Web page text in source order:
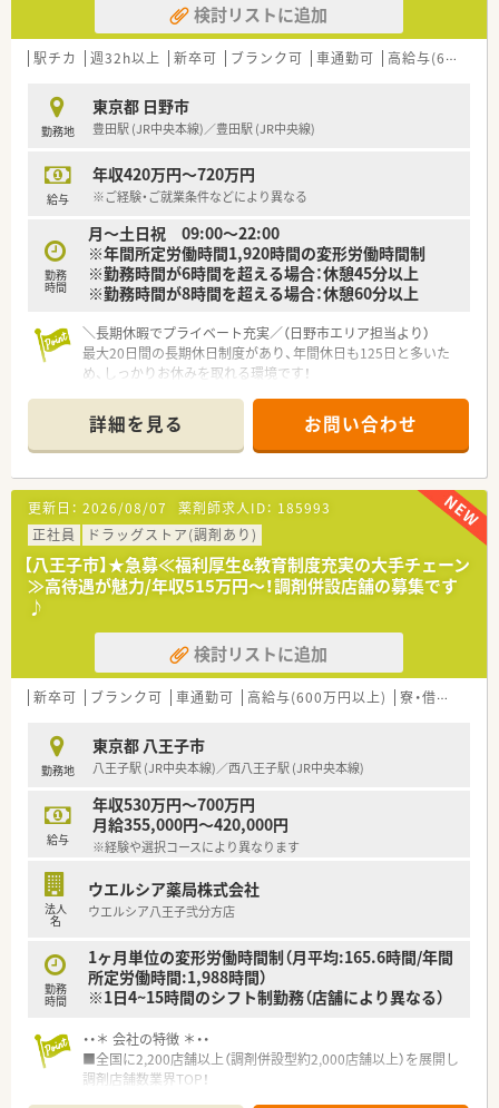
検討リストに追加
駅チカ 週32h以上 新卒可 ブランク可 車通勤可 高給与(600万円以上)
勤務地
東京都 日野市
豊田駅 (JR中央本線)／豊田駅 (JR中央線)
給与
年収420万円～720万円
※ご経験・ご就業条件などにより異なる
勤務
時間
月～土日祝 09:00～22:00
※年間所定労働時間1,920時間の変形労働時間制
※勤務時間が6時間を超える場合：休憩45分以上
※勤務時間が8時間を超える場合：休憩60分以上
＼長期休暇でプライベート充実／（日野市エリア担当より）
最大20日間の長期休日制度があり、年間休日も125日と多いた
め、しっかりお休みを取れる環境です！
【店舗情報と応需状況について】
■JR中央線の豊田駅から徒歩3分の好立地に位置し、ショッピン
グモール内にあるため通勤にも便利です。
■主な応需科目は眼科ほか広域な面対応で、1日あたりの処方箋
応需枚数は80〜100枚程度となります。
■人員体制は薬剤師8名と事務3名が在籍しており、複数名体制
で手厚く業務を行える職場環境です。
【募集背景と求める人物像について】
く前向きに業務へ取り組める方を求めます。
■地域の皆様の健康維持に貢献したい方や、患者様との親身なコ
ミュニケーションを大切にできる方を歓迎します。
■チームワークを意識しながら、周囲のスタッフと協力して円滑
【法人特徴について】
■日本全国および海外にも展開する日本最大級の小売事業基盤
を持ち、非常に安定した経営環境を誇ります。
■調剤併設型の店舗を中心に展開し、医療機関と連携した地域密
着のヘルスケアステーションを目指しています。
■セルフメディケーションの推進や在宅医療への取組など、時代
■ご経験や就業条件により年収420万円〜720万円までの幅で提
示があり、実績がしっかり評価されます。
【勤務実態について】
■年間休日は120～125日確保されており、長期休日制度を活用
して海外旅行などを楽しむことも可能です。
短勤務など子育てとの両立環境も万全です。
■残業が発生した場合でも各種手当がしっかりと支給されるた
め、適切な労務管理のもとで勤務できます。
詳細を見る お問い合わせ
更新日： 2026/08/07 薬剤師求人ID： 185993
正社員
ドラッグストア(調剤あり)
【八王子市】★急募≪福利厚生&教育制度充実の大手チェーン
≫高待遇が魅力/年収515万円～！調剤併設店舗の募集です
♪
検討リストに追加
新卒可 ブランク可 車通勤可 高給与(600万円以上) 寮・借上社宅あり
勤務地
東京都 八王子市
八王子駅 (JR中央本線)／西八王子駅 (JR中央本線)
給与
年収530万円～700万円
月給355,000円～420,000円
※経験や選択コースにより異なります
法人
名
ウエルシア薬局株式会社
ウエルシア八王子弐分方店
勤務
時間
1ヶ月単位の変形労働時間制（月平均:165.6時間/年間
所定労働時間:1,988時間）
※1日4~15時間のシフト制勤務（店舗により異なる）
・・＊ 会社の特徴 ＊・・
■全国に2,200店舗以上（調剤併設型約2,000店舗以上）を展開し
調剤店舗数業界TOP！